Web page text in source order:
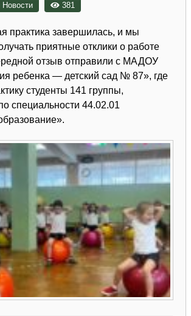
Новости 381
практика завершилась, и мы
приятные отклики о работе
отзыв отправили с МАДОУ
ребенка — детский сад № 87», где
студенты 141 группы,
специальности 44.02.01